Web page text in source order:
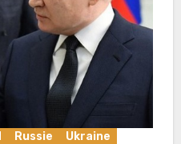
Russie Ukraine